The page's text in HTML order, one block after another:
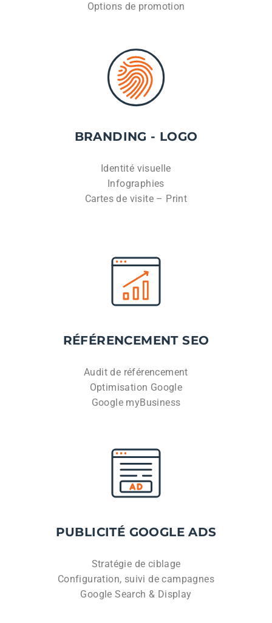
Options de promotion
BRANDING - LOGO
Identité visuelle
Infographies
Cartes de visite – Print
RÉFÉRENCEMENT SEO
Audit de référencement
Optimisation Google
Google myBusiness
PUBLICITÉ GOOGLE ADS
Stratégie de ciblage
Configuration, suivi de campagnes
Google Search & Display